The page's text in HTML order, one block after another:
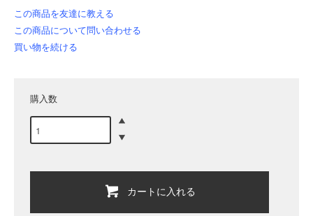
この商品を友達に教える
この商品について問い合わせる
買い物を続ける
購入数
カートに入れる